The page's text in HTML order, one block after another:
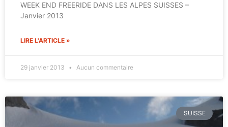
WEEK END FREERIDE DANS LES ALPES SUISSES –
Janvier 2013
LIRE L'ARTICLE »
29 janvier 2013 Aucun commentaire
SUISSE